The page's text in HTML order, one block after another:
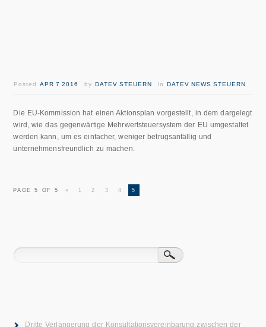
PostedAPR 7 2016 byDATEV STEUERN inDATEV NEWS STEUERN
Die EU-Kommission hat einen Aktionsplan vorgestellt, in dem dargelegt
wird, wie das gegenwärtige Mehrwertsteuersystem der EU umgestaltet
werden kann, um es einfacher, weniger betrugsanfällig und
unternehmensfreundlich zu machen.
PAGE 5 OF 5 « 1 2 3 4 5
Dritte Verlängerung der Konsultationsvereinbarung zwischen der